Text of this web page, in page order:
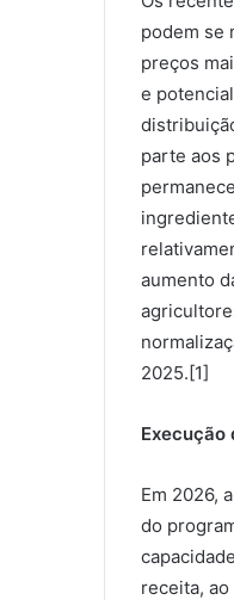
podem se
preços
e
parte aos
aumento
2025.[1]
Execução
Em 2026,
do
receita,